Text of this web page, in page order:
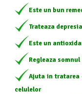
Este un bun
Trateaza
Este un
Regleaza somnul
Ajuta in tratarea
celulelor